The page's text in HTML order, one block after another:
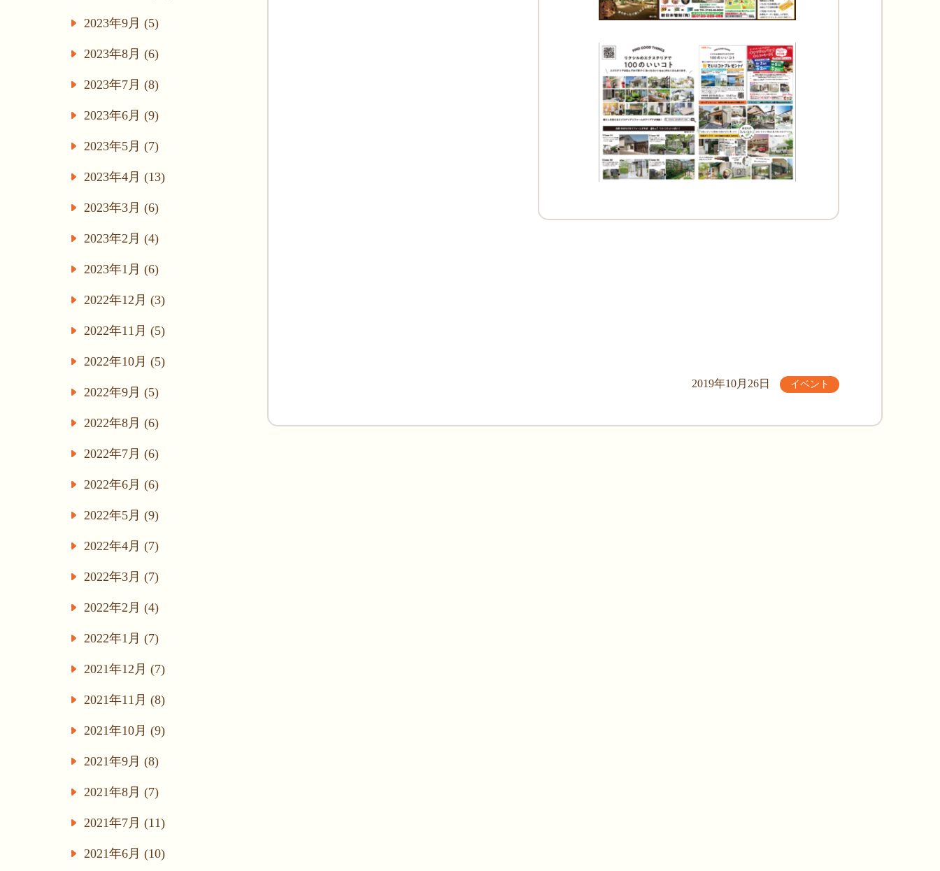
2019年10月26日 イベント
2023年9月 (5)
2023年8月 (6)
2023年7月 (8)
2023年6月 (9)
2023年5月 (7)
2023年4月 (13)
2023年3月 (6)
2023年2月 (4)
2023年1月 (6)
2022年12月 (3)
2022年11月 (5)
2022年10月 (5)
2022年9月 (5)
2022年8月 (6)
2022年7月 (6)
2022年6月 (6)
2022年5月 (9)
2022年4月 (7)
2022年3月 (7)
2022年2月 (4)
2022年1月 (7)
2021年12月 (7)
2021年11月 (8)
2021年10月 (9)
2021年9月 (8)
2021年8月 (7)
2021年7月 (11)
2021年6月 (10)